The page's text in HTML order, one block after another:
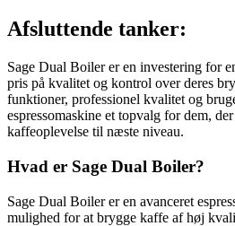
Afsluttende tanker:
Sage Dual Boiler er en investering for
pris på kvalitet og kontrol over deres
funktioner, professionel kvalitet og
espressomaskine et topvalg for dem,
kaffeoplevelse til næste niveau.
Hvad er Sage Dual Boiler?
Sage Dual Boiler er en avanceret
mulighed for at brygge kaffe af høj